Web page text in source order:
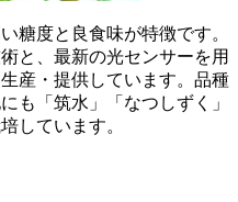
糖度と良食味が特徴です。
と、最新の光センサーを用
産・提供しています。品種
も「筑水」「なつしずく」
しています。